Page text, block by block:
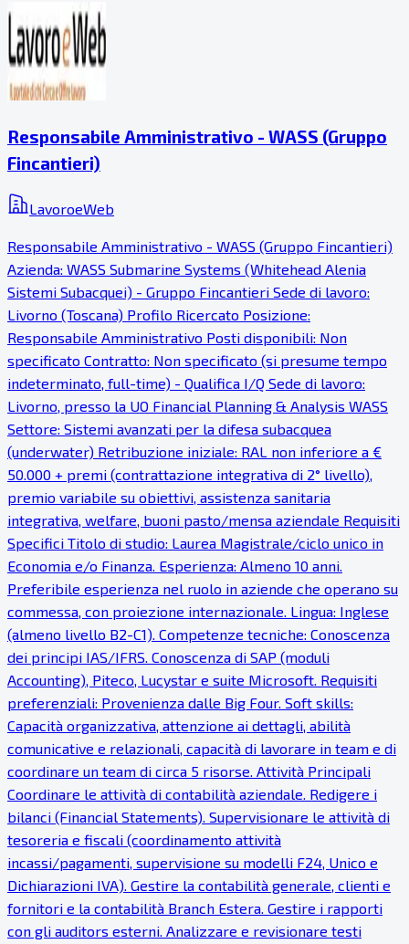
Responsabile Amministrativo - WASS (Gruppo
Fincantieri)
LavoroeWeb
Responsabile Amministrativo - WASS (Gruppo Fincantieri)
Azienda: WASS Submarine Systems (Whitehead Alenia
Sistemi Subacquei) - Gruppo Fincantieri Sede di lavoro:
Livorno (Toscana) Profilo Ricercato Posizione:
Responsabile Amministrativo Posti disponibili: Non
specificato Contratto: Non specificato (si presume tempo
indeterminato, full-time) - Qualifica I/Q Sede di lavoro:
Livorno, presso la UO Financial Planning & Analysis WASS
Settore: Sistemi avanzati per la difesa subacquea
(underwater) Retribuzione iniziale: RAL non inferiore a €
50.000 + premi (contrattazione integrativa di 2° livello),
premio variabile su obiettivi, assistenza sanitaria
integrativa, welfare, buoni pasto/mensa aziendale Requisiti
Specifici Titolo di studio: Laurea Magistrale/ciclo unico in
Economia e/o Finanza. Esperienza: Almeno 10 anni.
Preferibile esperienza nel ruolo in aziende che operano su
commessa, con proiezione internazionale. Lingua: Inglese
(almeno livello B2-C1). Competenze tecniche: Conoscenza
dei principi IAS/IFRS. Conoscenza di SAP (moduli
Accounting), Piteco, Lucystar e suite Microsoft. Requisiti
preferenziali: Provenienza dalle Big Four. Soft skills:
Capacità organizzativa, attenzione ai dettagli, abilità
comunicative e relazionali, capacità di lavorare in team e di
coordinare un team di circa 5 risorse. Attività Principali
Coordinare le attività di contabilità aziendale. Redigere i
bilanci (Financial Statements). Supervisionare le attività di
tesoreria e fiscali (coordinamento attività
incassi/pagamenti, supervisione su modelli F24, Unico e
Dichiarazioni IVA). Gestire la contabilità generale, clienti e
fornitori e la contabilità Branch Estera. Gestire i rapporti
con gli auditors esterni. Analizzare e revisionare testi